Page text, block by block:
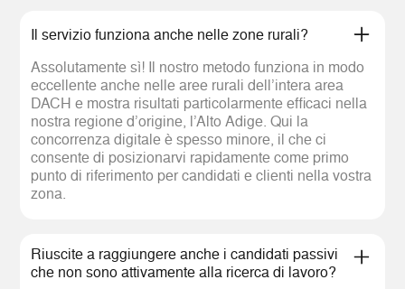
Il servizio funziona anche nelle zone rurali?
Assolutamente sì! Il nostro metodo funziona in modo
eccellente anche nelle aree rurali dell’intera area
DACH e mostra risultati particolarmente efficaci nella
nostra regione d’origine, l’Alto Adige. Qui la
concorrenza digitale è spesso minore, il che ci
consente di posizionarvi rapidamente come primo
punto di riferimento per candidati e clienti nella vostra
zona.
Riuscite a raggiungere anche i candidati passivi
che non sono attivamente alla ricerca di lavoro?